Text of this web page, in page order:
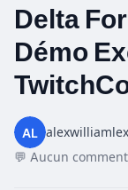
Delta
Démo
alexwilliamlex
💬 Aucun